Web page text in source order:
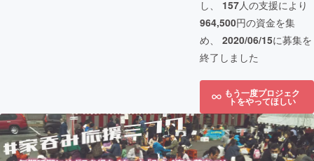
し、 157人の支援により
964,500円の資金を集
め、 2020/06/15に募集を
終了しました
もう一度プロジェク
トをやってほしい